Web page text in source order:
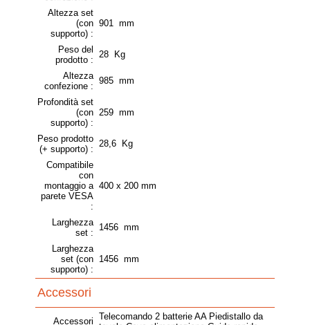
Altezza set
(con
supporto) :
901 mm
Peso del
prodotto :
28 Kg
Altezza
confezione :
985 mm
Profondità set
(con
supporto) :
259 mm
Peso prodotto
(+ supporto) :
28,6 Kg
Compatibile
con
montaggio a
parete VESA
:
400 x 200 mm
Larghezza
set :
1456 mm
Larghezza
set (con
supporto) :
1456 mm
Accessori
Accessori Telecomando 2 batterie AA Piedistallo da